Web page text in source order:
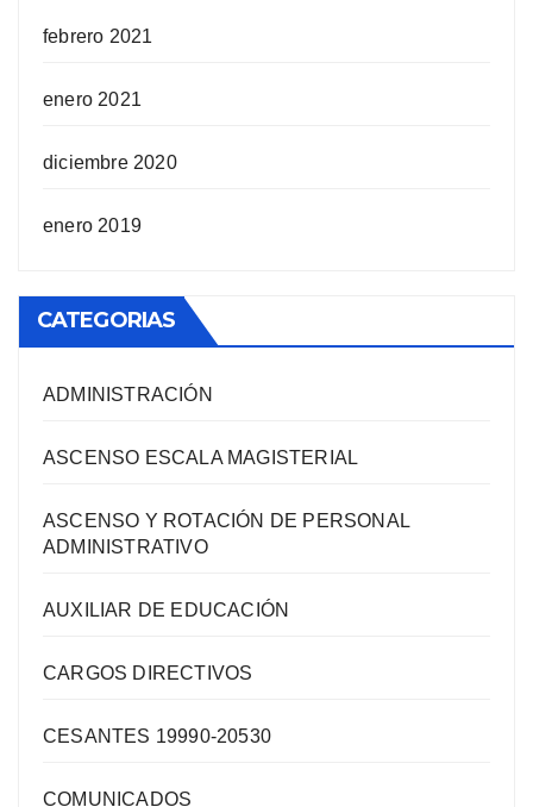
febrero 2021
enero 2021
diciembre 2020
enero 2019
CATEGORIAS
ADMINISTRACIÓN
ASCENSO ESCALA MAGISTERIAL
ASCENSO Y ROTACIÓN DE PERSONAL
ADMINISTRATIVO
AUXILIAR DE EDUCACIÓN
CARGOS DIRECTIVOS
CESANTES 19990-20530
COMUNICADOS